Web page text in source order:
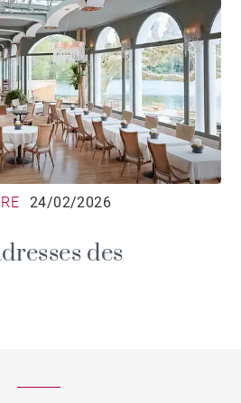
24/02/2026
des